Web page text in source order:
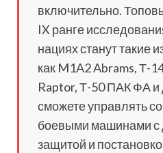
включительно.
IX ранге
нациях станут такие
как M1A2 Abrams, Т-
Raptor, Т-50 ПАК ФА и
сможете управлять
боевыми машинами с
защитой и